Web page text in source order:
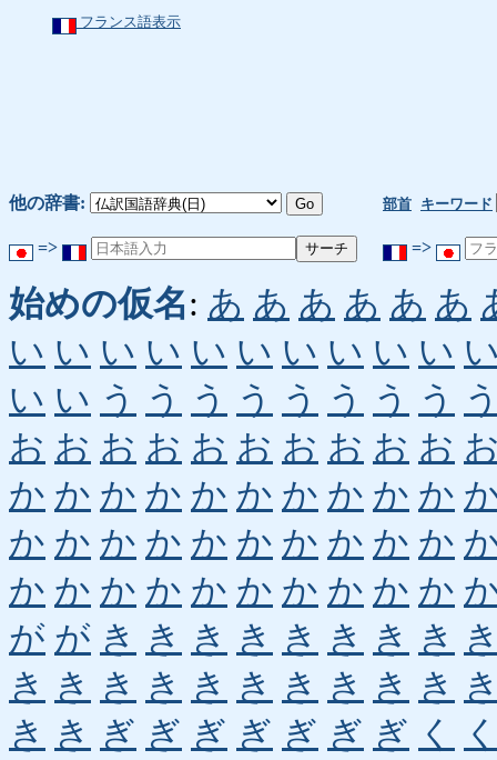
フランス語表示
他の辞書: 部首 キーワード
=> =>
始めの仮名: あ あ あ あ あ あ
い い い い い い い い い い
い い う う う う う う う う
お お お お お お お お お お
か か か か か か か か か か
か か か か か か か か か か
か か か か か か か か か か
が が き き き き き き き き
き き き き き き き き き き
き き ぎ ぎ ぎ ぎ ぎ ぎ ぎ く